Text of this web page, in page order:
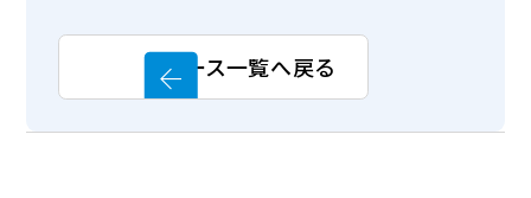
ニュース一覧へ戻る